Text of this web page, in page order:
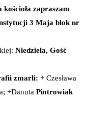
kościoła zapraszam
3 Maja blok nr
Niedziela, Gość
zmarli: + Czesława
+Danuta Piotrowiak